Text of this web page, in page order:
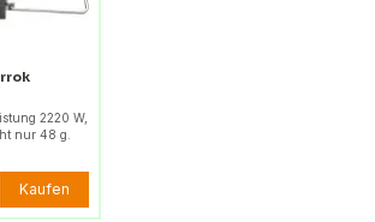
2220 W,
nur 48 g.
Kaufen